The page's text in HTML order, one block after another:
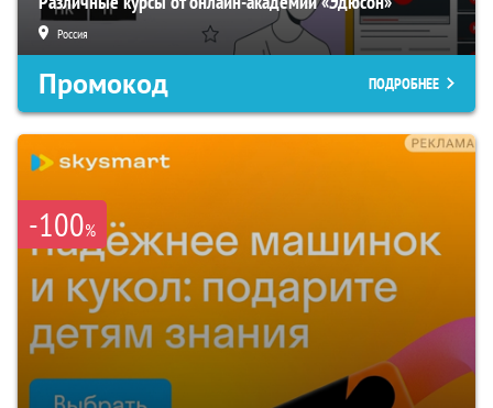
Россия
Промокод ПОДРОБНЕЕ
-100%